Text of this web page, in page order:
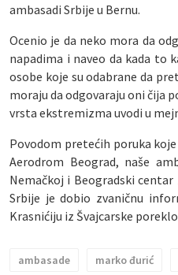
ambasadi Srbije u Bernu.
Ocenio je da neko mora da
napadima i naveo da kada to
osobe koje su odabrane da
moraju da odgovaraju oni čija
vrsta ekstremizma uvodi u
Povodom pretećih poruka
Aerodrom Beograd, naše
Nemačkoj i Beogradski
Srbije je dobio zvaničnu
Krasnićiju iz Švajcarske
ambasade marko đurić